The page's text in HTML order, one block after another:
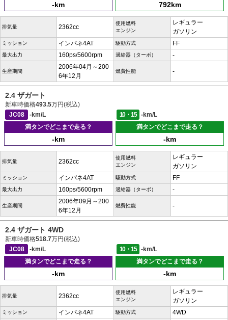
-km 792km
排気量 2362cc
使用燃料
エンジン
レギュラー
ガソリン
ミッション インパネ4AT 駆動方式 FF
最大出力 160ps/5600rpm 過給器（ターボ） -
生産期間
2006年04月～200
6年12月
燃費性能 -
2.4 ザガート
新車時価格493.5万円(税込)
JC08
-km/L 10・15
-km/L
満タンでどこまで走る？
-km
満タンでどこまで走る？
-km
排気量 2362cc
使用燃料
エンジン
レギュラー
ガソリン
ミッション インパネ4AT 駆動方式 FF
最大出力 160ps/5600rpm 過給器（ターボ） -
生産期間
2006年09月～200
6年12月
燃費性能 -
2.4 ザガート 4WD
新車時価格518.7万円(税込)
JC08
-km/L 10・15
-km/L
満タンでどこまで走る？
-km
満タンでどこまで走る？
-km
排気量 2362cc
使用燃料
エンジン
レギュラー
ガソリン
ミッション インパネ4AT 駆動方式 4WD